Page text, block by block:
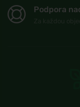
Podpora